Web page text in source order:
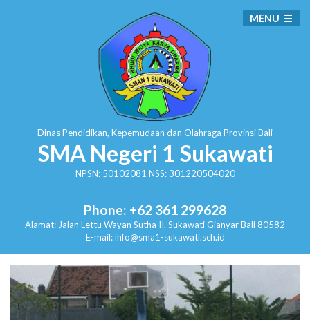
Dinas Pendidikan, Kepemudaan dan Olahraga Provinsi Bali
SMA Negeri 1 Sukawati
NPSN: 50102081 NSS: 301220504020
Phone: +62 361 299628
Alamat: Jalan Lettu Wayan Sutha II, SukawatiGianyar Bali 80582
E-mail: info@sma1-sukawati.sch.id
MENU